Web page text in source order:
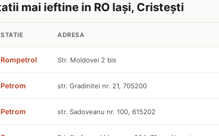
mai ieftine in RO Iași, Cristești
STATIE ADRESA
Rompetrol Str. Moldovei 2 bis
Petrom str. Gradinitei nr. 21, 705200
Petrom str. Sadoveanu nr. 100, 615202